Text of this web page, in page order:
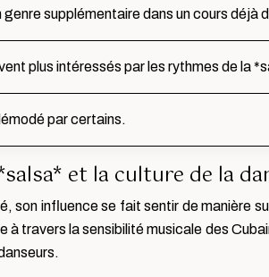
genre supplémentaire dans un cours déjà
plus intéressés par les rythmes de la
par certains.
et la culture de la
son influence se fait sentir de manière
travers la sensibilité musicale des